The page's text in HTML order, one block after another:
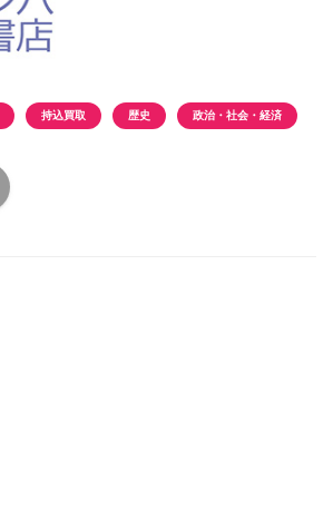
持込買取 歴史 政治・社会・経済